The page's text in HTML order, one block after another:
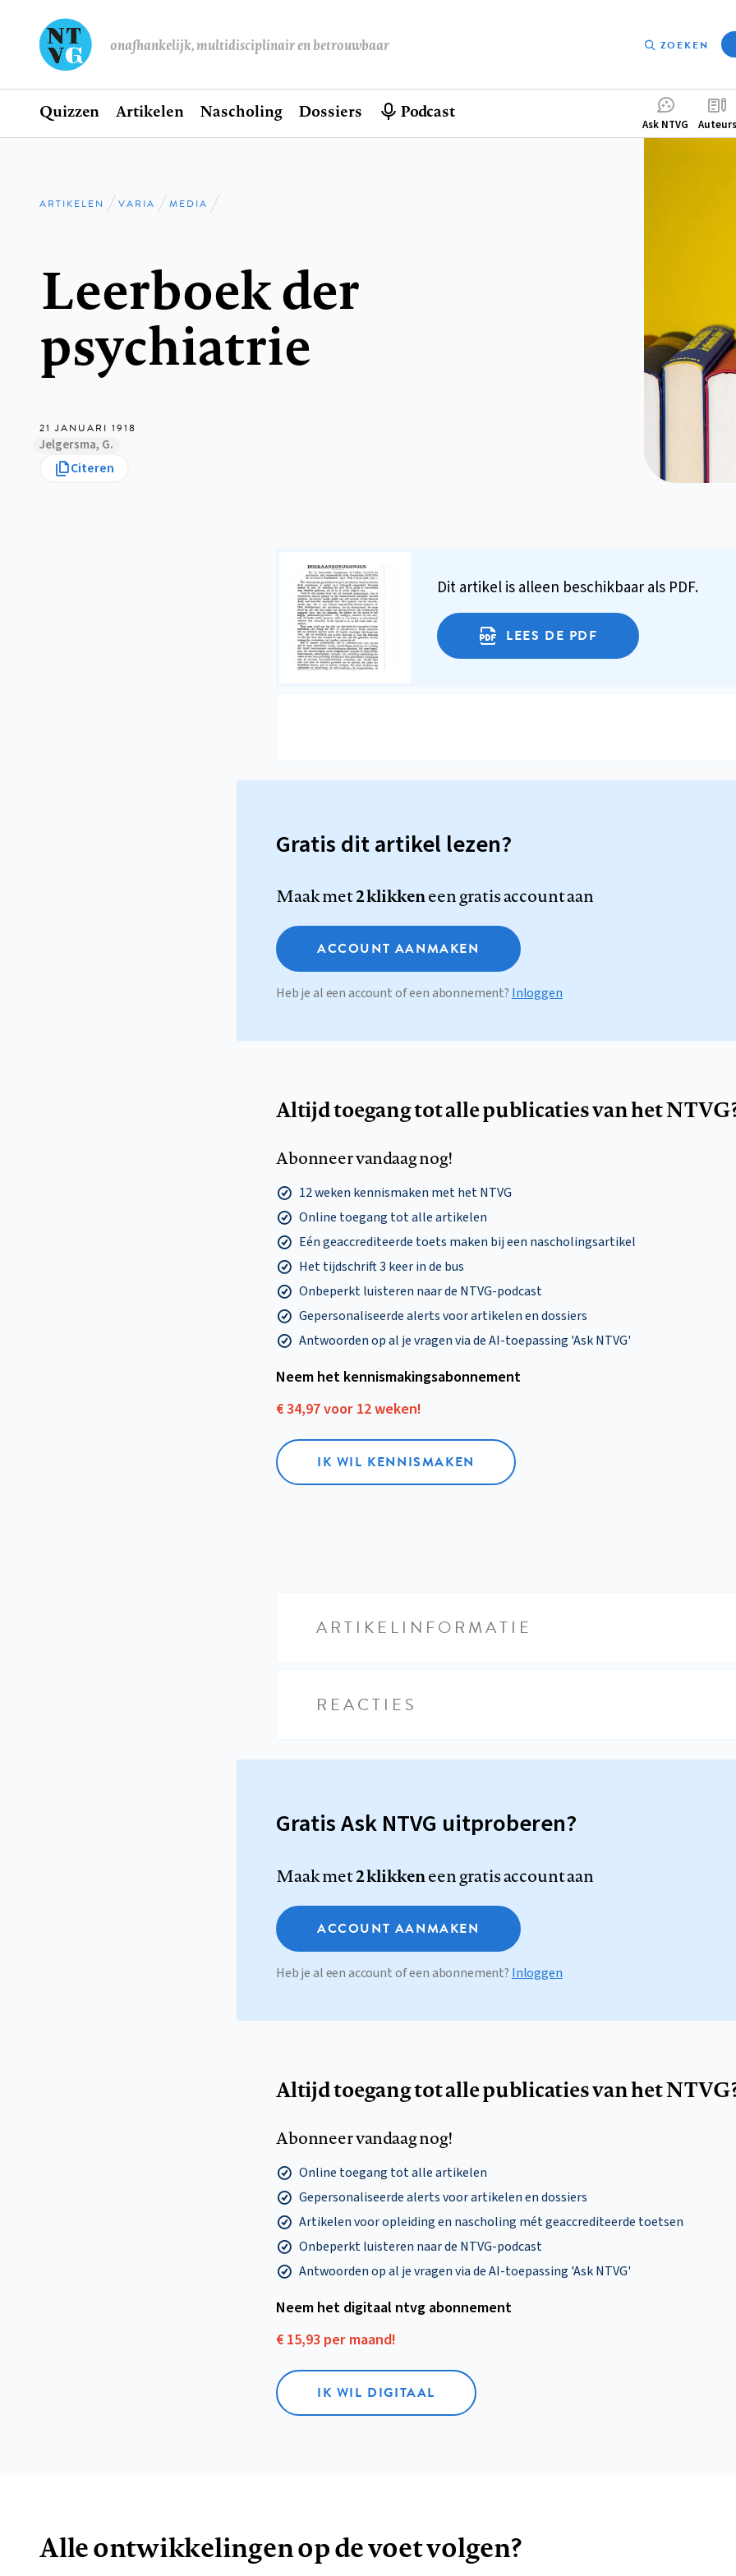
onafhankelijk, multidisciplinair en betrouwbaar ZOEKEN
Hoofdnavigatie
Home
Quizzen Artikelen Nascholing Dossiers Podcast
Ask NTVG Auteurs
Kruimelpad
ARTIKELEN VARIA MEDIA
Leerboek der
psychiatrie
21 JANUARI 1918
Jelgersma, G.
Citeren
Dit artikel is alleen beschikbaar als PDF.
LEES DE PDF
Gratis dit artikel lezen?
Maak met2 klikkeneen gratis account aan
ACCOUNT AANMAKEN
Heb je al een account of een abonnement? Inloggen
Altijd toegang tot alle publicaties van het
Abonneer vandaag nog!
12 weken kennismaken met het NTVG
Online toegang tot alle artikelen
Eén geaccrediteerde toets maken bij een nascholingsartikel
Het tijdschrift 3 keer in de bus
Onbeperkt luisteren naar de NTVG-podcast
Gepersonaliseerde alerts voor artikelen en dossiers
Antwoorden op al je vragen via de AI-toepassing 'Ask NTVG'
Neem het kennismakings­abonnement
€ 34,97 voor 12 weken!
IK WIL KENNISMAKEN
ARTIKELINFORMATIE
REACTIES
Gratis Ask NTVG uitproberen?
Maak met2 klikkeneen gratis account aan
ACCOUNT AANMAKEN
Heb je al een account of een abonnement? Inloggen
Altijd toegang tot alle publicaties van het
Abonneer vandaag nog!
Online toegang tot alle artikelen
Gepersonaliseerde alerts voor artikelen en dossiers
Artikelen voor opleiding en nascholing mét geaccrediteerde toetsen
Onbeperkt luisteren naar de NTVG-podcast
Antwoorden op al je vragen via de AI-toepassing 'Ask NTVG'
Neem het digitaal ntvg abonnement
€ 15,93 per maand!
IK WIL DIGITAAL
Alle ontwikkelingen op de voet volgen?